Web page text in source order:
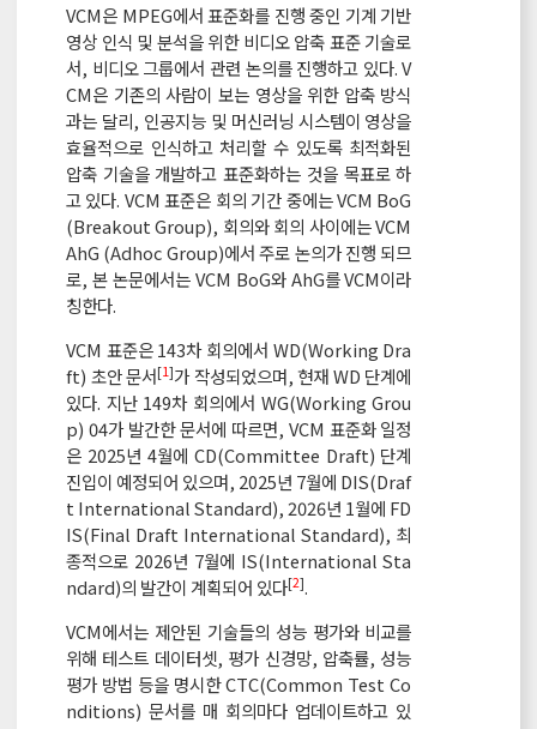
VCM은 MPEG에서 표준화를 진행 중인 기계 기반
영상 인식 및 분석을 위한 비디오 압축 표준 기술로
서, 비디오 그룹에서 관련 논의를 진행하고 있다. V
CM은 기존의 사람이 보는 영상을 위한 압축 방식
과는 달리, 인공지능 및 머신러닝 시스템이 영상을
효율적으로 인식하고 처리할 수 있도록 최적화된
압축 기술을 개발하고 표준화하는 것을 목표로 하
고 있다. VCM 표준은 회의 기간 중에는 VCM BoG
(Breakout Group), 회의와 회의 사이에는 VCM
AhG (Adhoc Group)에서 주로 논의가 진행 되므
로, 본 논문에서는 VCM BoG와 AhG를 VCM이라
칭한다.
VCM 표준은 143차 회의에서 WD(Working Dra
ft) 초안 문서[1]가 작성되었으며, 현재 WD 단계에
있다. 지난 149차 회의에서 WG(Working Grou
p) 04가 발간한 문서에 따르면, VCM 표준화 일정
은 2025년 4월에 CD(Committee Draft) 단계
진입이 예정되어 있으며, 2025년 7월에 DIS(Draf
t International Standard), 2026년 1월에 FD
IS(Final Draft International Standard), 최
종적으로 2026년 7월에 IS(International Sta
ndard)의 발간이 계획되어 있다[2].
VCM에서는 제안된 기술들의 성능 평가와 비교를
위해 테스트 데이터셋, 평가 신경망, 압축률, 성능
평가 방법 등을 명시한 CTC(Common Test Co
nditions) 문서를 매 회의마다 업데이트하고 있